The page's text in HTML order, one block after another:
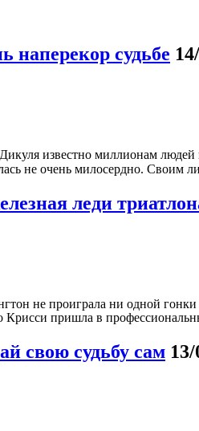
наперекор судьбе
известно миллионам людей
не очень милосердно. Своим
леди
не проиграла ни одной
Крисси пришла в
свою судьбу сам